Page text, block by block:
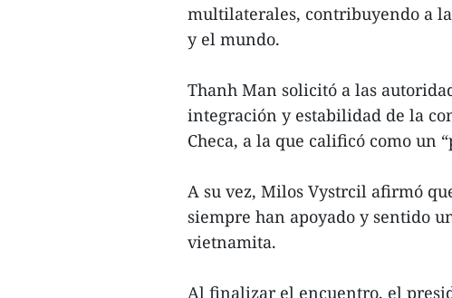
multilaterales, contribuyendo a
y el mundo.
Thanh Man solicitó a las
integración y estabilidad de la
Checa, a la que calificó como un
A su vez, Milos Vystrcil afirmó
siempre han apoyado y sentido
vietnamita.
Al finalizar el encuentro, el